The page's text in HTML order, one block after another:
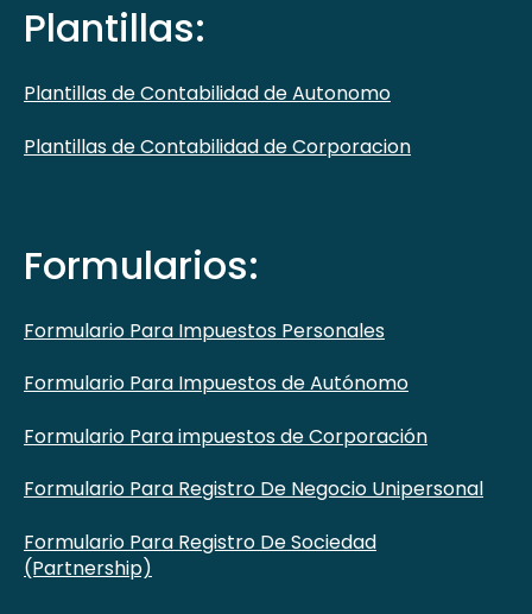
Plantillas:
Plantillas de Contabilidad de Autonomo
Plantillas de Contabilidad de Corporacion
Formularios:
Formulario Para Impuestos Personales
Formulario Para Impuestos de Autónomo
Formulario Para impuestos de Corporación
Formulario Para Registro De Negocio Unipersonal
Formulario Para Registro De Sociedad
(Partnership)